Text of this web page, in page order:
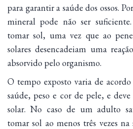
para garantir a saúde dos ossos.
mineral pode não ser
tomar sol, uma vez que ao
solares desencadeiam uma
absorvido pelo organismo.
O tempo exposto varia de
saúde, peso e cor de pele, e
solar. No caso de um adulto
tomar sol ao menos três vezes